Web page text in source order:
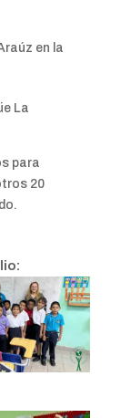
en la
La
para
20